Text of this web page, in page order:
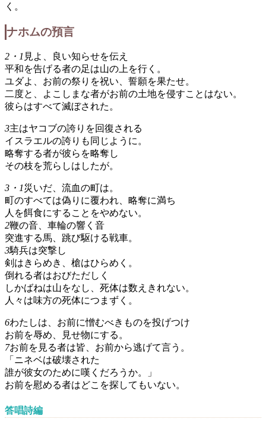
く。
ナホムの預言
2・1 見よ、良い知らせを伝え
平和を告げる者の足は山の上を行く。
ユダよ、お前の祭りを祝い、誓願を果たせ。
二度と、よこしまな者がお前の土地を侵すことはない。
彼らはすべて滅ぼされた。
3主はヤコブの誇りを回復される
イスラエルの誇りも同じように。
略奪する者が彼らを略奪し
その枝を荒らしはしたが。
3・1災いだ、流血の町は。
町のすべては偽りに覆われ、略奪に満ち
人を餌食にすることをやめない。
2鞭の音、車輪の響く音
突進する馬、跳び駆ける戦車。
3騎兵は突撃し
剣はきらめき、槍はひらめく。
倒れる者はおびただしく
しかばねは山をなし、死体は数えきれない。
人々は味方の死体につまずく。
6わたしは、お前に憎むべきものを投げつけ
お前を辱め、見せ物にする。
7お前を見る者は皆、お前から逃げて言う。
「ニネベは破壊された
誰が彼女のために嘆くだろうか。」
お前を慰める者はどこを探してもいない。
答唱詩編